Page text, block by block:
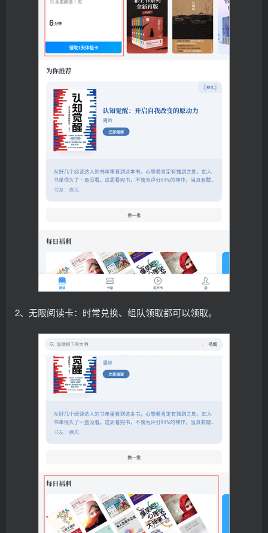
2、无限阅读卡：时常兑换、组队领取都可以领取。